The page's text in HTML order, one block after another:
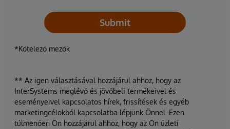
Submit
*Kötelező mezők
** Az igen választásával hozzájárul ahhoz, hogy az
InterSystems meglévő és jövőbeli termékeivel és
eseményeivel kapcsolatos hírek, frissítések és egyéb
marketingcélokból kapcsolatba lépjünk Önnel. Ezen
túlmenően Ön hozzájárul ahhoz, hogy az Ön üzleti